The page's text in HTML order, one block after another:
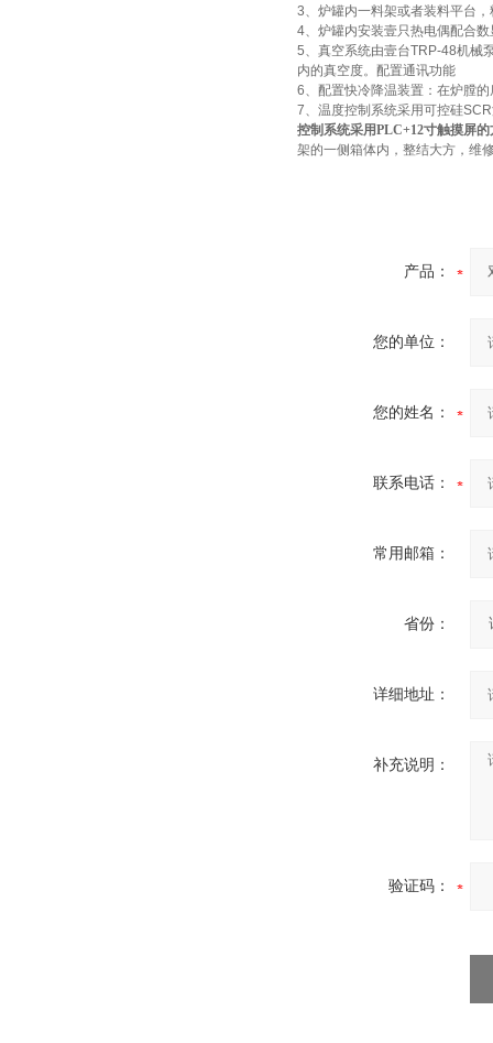
3、炉罐内一料架或者装料平台
4、炉罐内安装壹只热电偶配合
5、真空系统由壹台TRP-48机械
内的真空度。配置通讯功能
6、配置快冷降温装置：在炉膛
7、温度控制系统采用可控硅
控制系统采用PLC+12寸触摸屏
架的一侧箱体内，整结大方，维
产品：
您的单位：
您的姓名：
联系电话：
常用邮箱：
省份：
详细地址：
补充说明：
验证码：